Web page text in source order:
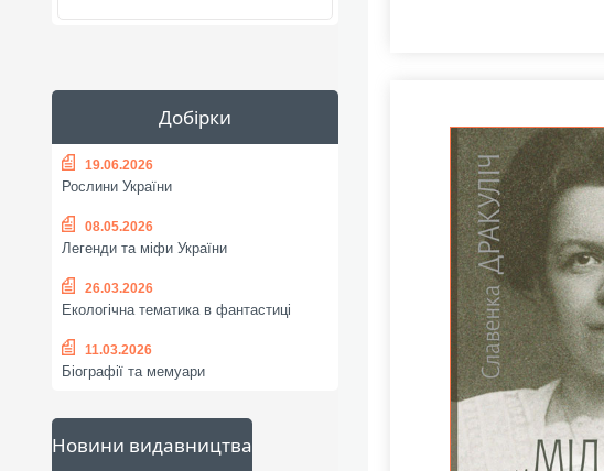
Добірки
19.06.2026
Рослини України
08.05.2026
Легенди та міфи України
26.03.2026
Екологічна тематика в фантастиці
11.03.2026
Біографії та мемуари
Новини видавництва